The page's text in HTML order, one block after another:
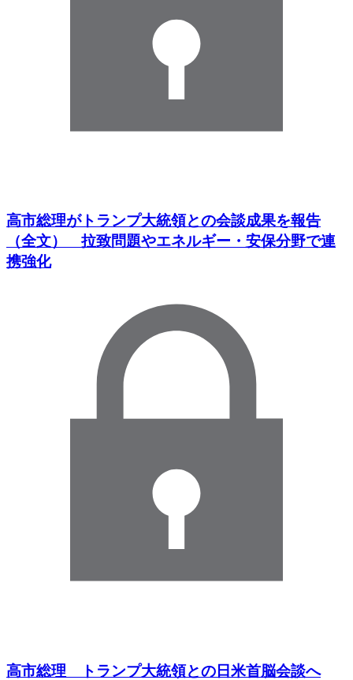
高市総理がトランプ大統領との会談成果を報告
（全文） 拉致問題やエネルギー・安保分野で連
携強化
高市総理 トランプ大統領との日米首脳会談へ